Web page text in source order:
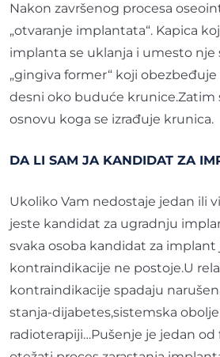
Nakon završenog procesa
„otvaranje implantata“. Kapica
implanta se uklanja i umesto nje
„gingiva former“ koji
desni oko buduće krunice.Zatim
osnovu koga se izrađuje krunica.
DA LI SAM JA KANDIDAT ZA
Ukoliko Vam nedostaje jedan ili
jeste kandidat za ugradnju
svaka osoba kandidat za
kontraindikacije ne postoje.U
kontraindikacije spadaju
stanja-dijabetes,sistemska
radioterapiji…Pušenje je jedan od